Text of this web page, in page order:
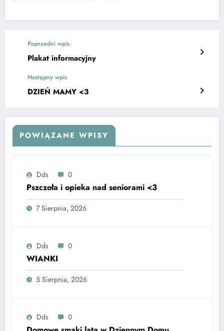
Poprzedni wpis
Plakat informacyjny
Następny wpis
DZIEŃ MAMY <3
POWIĄZANE WPISY
Dds 0
Pszczoła i opieka nad seniorami <3
7 Sierpnia, 2026
Dds 0
WIANKI
5 Sierpnia, 2026
Dds 0